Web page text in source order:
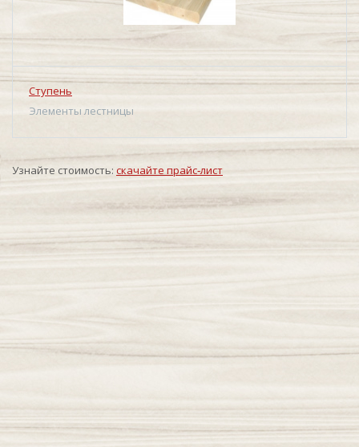
Ступень
Элементы лестницы
Узнайте стоимость: скачайте прайс‑лист